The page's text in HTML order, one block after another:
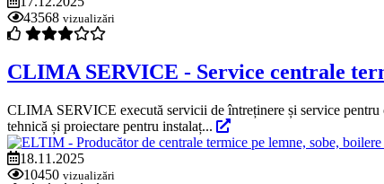
43568 vizualizări
CLIMA SERVICE - Service centrale
CLIMA SERVICE execută servicii de întreținere și service pentru
tehnică și proiectare pentru instalaț...
18.11.2025
10450 vizualizări